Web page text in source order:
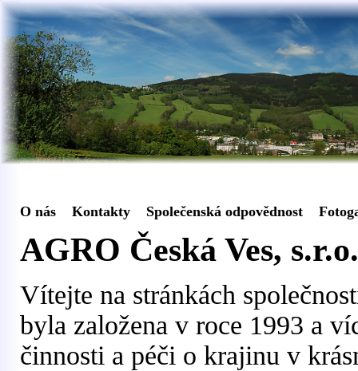
O nás Kontakty Společenská odpovědnost
AGRO Česká Ves, s.r.o.
Vítejte na stránkách
byla založena v roce 1993 a
činnosti a péči o krajinu v